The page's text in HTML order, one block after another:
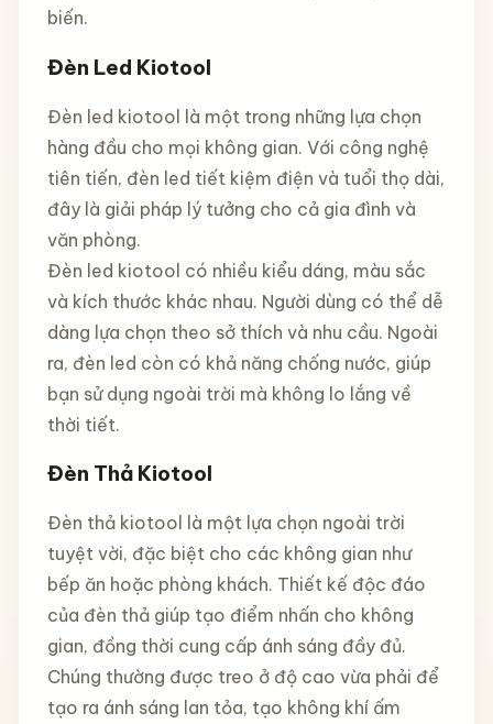
biến.
Đèn Led Kiotool
Đèn led kiotool là một trong những lựa chọn
hàng đầu cho mọi không gian. Với công nghệ
tiên tiến, đèn led tiết kiệm điện và tuổi thọ dài,
đây là giải pháp lý tưởng cho cả gia đình và
văn phòng.
Đèn led kiotool có nhiều kiểu dáng, màu sắc
và kích thước khác nhau. Người dùng có thể dễ
dàng lựa chọn theo sở thích và nhu cầu. Ngoài
ra, đèn led còn có khả năng chống nước, giúp
bạn sử dụng ngoài trời mà không lo lắng về
thời tiết.
Đèn Thả Kiotool
Đèn thả kiotool là một lựa chọn ngoài trời
tuyệt vời, đặc biệt cho các không gian như
bếp ăn hoặc phòng khách. Thiết kế độc đáo
của đèn thả giúp tạo điểm nhấn cho không
gian, đồng thời cung cấp ánh sáng đầy đủ.
Chúng thường được treo ở độ cao vừa phải để
tạo ra ánh sáng lan tỏa, tạo không khí ấm